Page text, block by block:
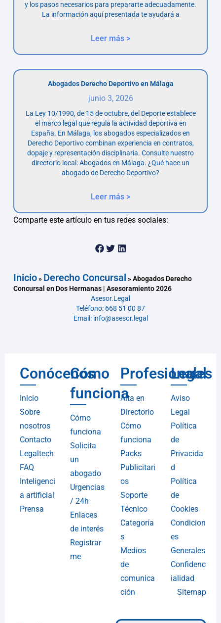
y los pasos necesarios para prepararte adecuadamente.
La información aquí presentada te ayudará a
Leer más >
Abogados Derecho Deportivo en Málaga
junio 3, 2026
La Ley 10/1990, de 15 de octubre, del Deporte establece
el marco legal que regula la actividad deportiva en
España. En Málaga, los abogados especializados en
Derecho Deportivo combinan experiencia en contratos,
dopaje y representación disciplinaria. Consulte nuestro
directorio local: Abogados en Málaga. ¿Qué hace un
abogado de Derecho Deportivo?
Leer más >
Comparte este artículo en tus redes sociales:
Inicio» Derecho Concursal »Abogados Derecho
Concursal en Dos Hermanas | Asesoramiento 2026
Asesor.Legal
Teléfono: 668 51 00 87
Email: info@asesor.legal
Conócenos
Inicio
Sobre
nosotros
Contacto
Legaltech
FAQ
Inteligenci
a artificial
Prensa
Cómo
funciona
Cómo
funciona
Solicita
un
abogado
Urgencias
/ 24h
Enlaces
de interés
Registrar
me
Profesionales
Alta en
Directorio
Cómo
funciona
Packs
Publicitari
os
Soporte
Técnico
Categoría
s
Medios
de
comunica
ción
Legal
Aviso
Legal
Política
de
Privacida
d
Política
de
Cookies
Condicion
es
Generales
Confidenc
ialidad
Sitemap